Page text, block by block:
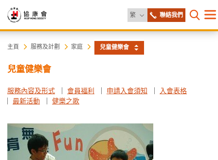
繁 更改語言聯絡我們
打開目
協
康
會
主頁 服務及計劃 家庭 兒童健樂會
兒童健樂會
服務內容及形式 會員福利 申請入會須知
入會表格
最新活動
健樂之歌